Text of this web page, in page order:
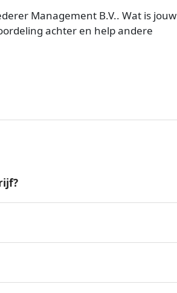
Management B.V.. Wat is jouw
achter en help andere